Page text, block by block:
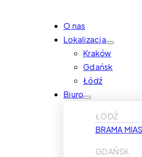
O nas
Lokalizacja
Kraków
Gdańsk
Łódź
Biuro
ŁÓDŹ
BRAMA
GDAŃSK